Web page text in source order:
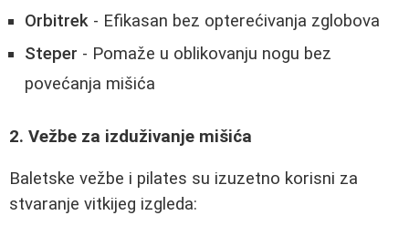
Orbitrek - Efikasan bez opterećivanja zglobova
Steper - Pomaže u oblikovanju nogu bez
povećanja mišića
2. Vežbe za izduživanje mišića
Baletske vežbe i pilates su izuzetno korisni za
stvaranje vitkijeg izgleda: